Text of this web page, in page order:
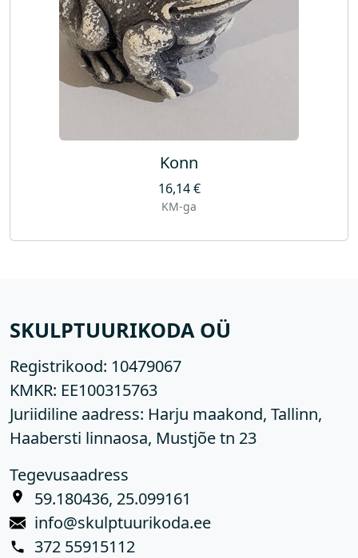
Konn
16,14€
KM-ga
SKULPTUURIKODA OÜ
Registrikood: 10479067
KMKR: EE100315763
Juriidiline aadress: Harju maakond, Tallinn,
Haabersti linnaosa, Mustjõe tn 23
Tegevusaadress
59.180436, 25.099161
info@skulptuurikoda.ee
372 55915112